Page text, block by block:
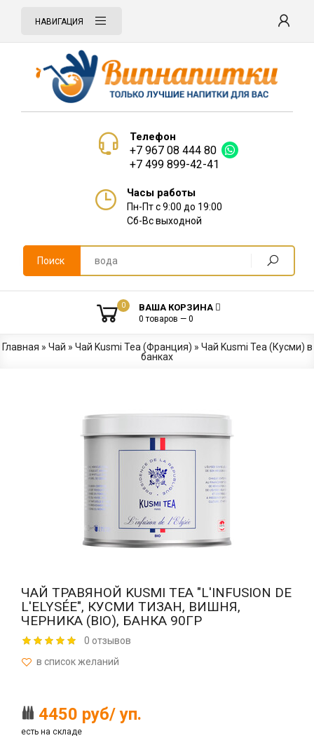
НАВИГАЦИЯ
Телефон
+7 967 08 444 80
+7 499 899-42-41
Часы работы
Пн-Пт с 9:00 до 19:00
Сб-Вс выходной
Поиск
0 ВАША КОРЗИНА
0 товаров — 0
Главная » Чай » Чай Kusmi Tea (Франция) » Чай Kusmi Tea (Кусми) в
банках
ЧАЙ ТРАВЯНОЙ KUSMI TEA "L'INFUSION DE
L'ELYSÉE", КУСМИ ТИЗАН, ВИШНЯ,
ЧЕРНИКА (BIO), БАНКА 90ГР
0 отзывов
4450 руб/ уп.
есть на складе